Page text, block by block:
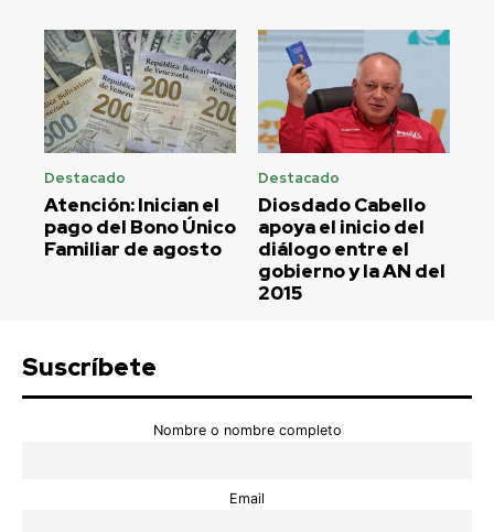
Destacado
Atención: Inician el
pago del Bono Único
Familiar de agosto
Destacado
Diosdado Cabello
apoya el inicio del
diálogo entre el
gobierno y la AN del
2015
Suscríbete
Nombre o nombre completo
Email